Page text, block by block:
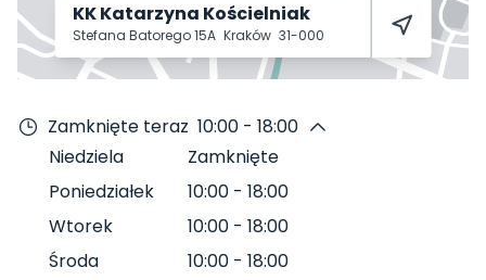
KK Katarzyna Kościelniak
Stefana Batorego 15A Kraków 31-000
Zamknięte teraz 10:00 - 18:00
Niedziela
Zamknięte
Poniedziałek
10:00 - 18:00
Wtorek
10:00 - 18:00
Środa
10:00 - 18:00